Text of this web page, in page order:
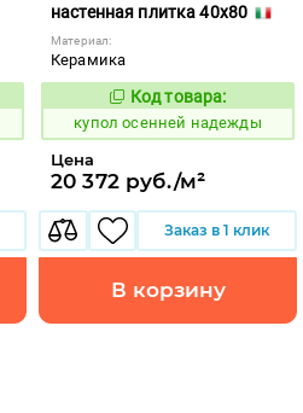
настенная плитка 40x80
Материал:
Керамика
852182
Код товара:
купол осенней надежды
Цена
20 372 руб./м²
Заказ в 1 клик
В корзину